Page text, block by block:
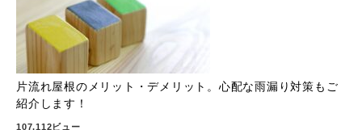
片流れ屋根のメリット・デメリット。心配な雨漏り対策もご
紹介します！
107,112ビュー